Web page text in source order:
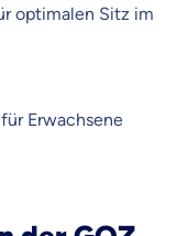
optimalen Sitz im
Erwachsene